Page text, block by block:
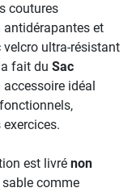
coutures
antidérapantes et
ultra-résistant
fait du Sac
accessoire idéal
est livré non
comme